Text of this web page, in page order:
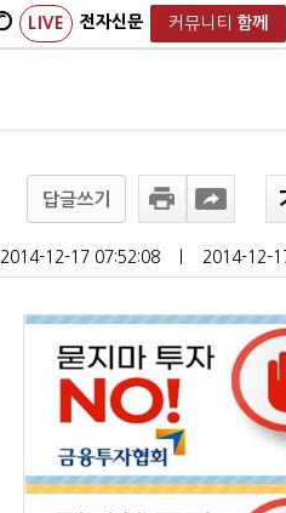
LIVE 전자신문 커뮤니티 함께
답글쓰기
2014-12-17 07:52:08 2014-12-